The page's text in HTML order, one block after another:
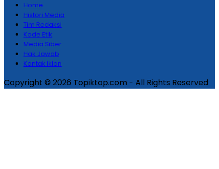
Home
Histori Media
Tim Redaksi
Kode Etik
Media Siber
Hak Jawab
Kontak Iklan
Copyright © 2026 Topiktop.com - All Rights Reserved